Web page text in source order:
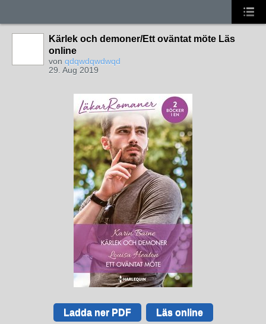
Kärlek och demoner/Ett oväntat möte Läs
online
von qdqwdqwdwqd
29. Aug 2019
Ladda ner PDF Läs online